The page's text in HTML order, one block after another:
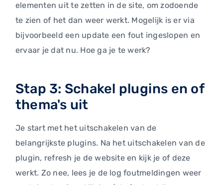
elementen uit te zetten in de site, om zodoende
te zien of het dan weer werkt. Mogelijk is er via
bijvoorbeeld een update een fout ingeslopen en
ervaar je dat nu. Hoe ga je te werk?
Stap 3: Schakel plugins en of
thema's uit
Je start met het uitschakelen van de
belangrijkste plugins. Na het uitschakelen van de
plugin, refresh je de website en kijk je of deze
werkt. Zo nee, lees je de log foutmeldingen weer